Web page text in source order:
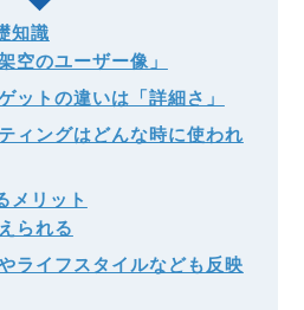
知識
空のユーザー像」
ットの違いは「詳細さ」
ィングはどんな時に使われ
メリット
られる
ライフスタイルなども反映